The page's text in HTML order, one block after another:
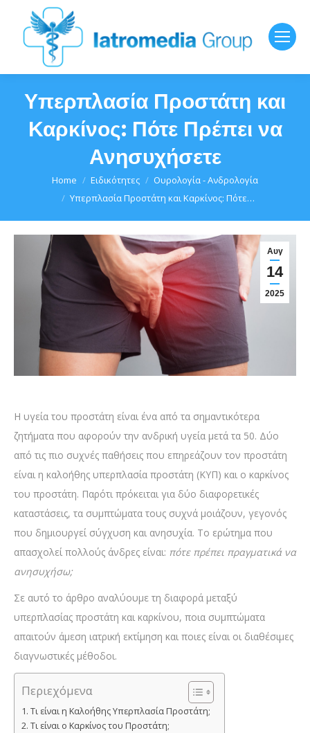
Υπερπλασία Προστάτη και
Καρκίνος: Πότε Πρέπει να
Ανησυχήσετε
You are here:
Home Ειδικότητες
Ουρολογία - Ανδρολογία
Υπερπλασία Προστάτη και Καρκίνος: Πότε…
Αυγ
14
2025
Η υγεία του προστάτη είναι ένα από τα σημαντικότερα
ζητήματα που αφορούν την ανδρική υγεία μετά τα 50. Δύο
από τις πιο συχνές παθήσεις που επηρεάζουν τον προστάτη
είναι η καλοήθης υπερπλασία προστάτη (ΚΥΠ) και ο καρκίνος
του προστάτη. Παρότι πρόκειται για δύο διαφορετικές
καταστάσεις, τα συμπτώματα τους συχνά μοιάζουν, γεγονός
που δημιουργεί σύγχυση και ανησυχία. Το ερώτημα που
απασχολεί πολλούς άνδρες είναι: πότε πρέπει πραγματικά να
ανησυχήσω;
Σε αυτό το άρθρο αναλύουμε τη διαφορά μεταξύ
υπερπλασίας προστάτη και καρκίνου, ποια συμπτώματα
απαιτούν άμεση ιατρική εκτίμηση και ποιες είναι οι διαθέσιμες
διαγνωστικές μέθοδοι.
Περιεχόμενα
Τι είναι η Καλοήθης Υπερπλασία Προστάτη;
Τι είναι ο Καρκίνος του Προστάτη;